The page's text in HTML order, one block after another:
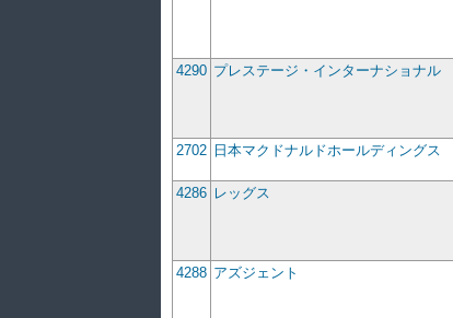
4290 プレステージ・インターナショナル
2702 日本マクドナルドホールディングス
4286 レッグス
4288 アズジェント